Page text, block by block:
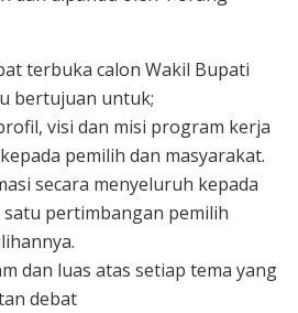
terbuka calon Wakil Bupati
bertujuan untuk;
visi dan misi program kerja
pemilih dan masyarakat.
secara menyeluruh kepada
pertimbangan pemilih
dan luas atas setiap tema yang
debat